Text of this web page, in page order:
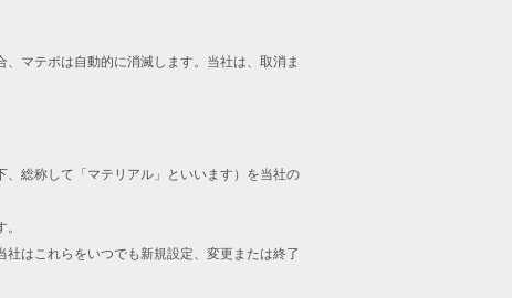
マテポは自動的に消滅します。当社は、取消ま
総称して「マテリアル」といいます）を当社の
はこれらをいつでも新規設定、変更または終了